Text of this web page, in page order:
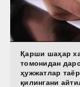
Қарши шаҳар
томонидан
ҳужжатлар
қилингани